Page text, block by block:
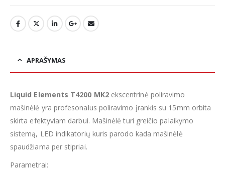
APRAŠYMAS
Liquid Elements T4200 MK2ekscentrinė poliravimo
mašinėlė yra profesonalus poliravimo įrankis su 15mm orbita
skirta efektyviam darbui. Mašinėlė turi greičio palaikymo
sistemą, LED indikatorių kuris parodo kada mašinėlė
spaudžiama per stipriai.
Parametrai: